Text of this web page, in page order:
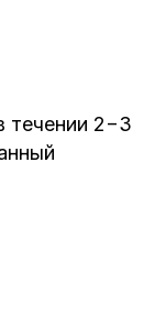
течении 2−3